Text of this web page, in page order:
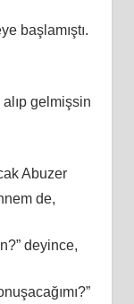
başlamıştı.
gelmişsin
Abuzer
de,
deyince,